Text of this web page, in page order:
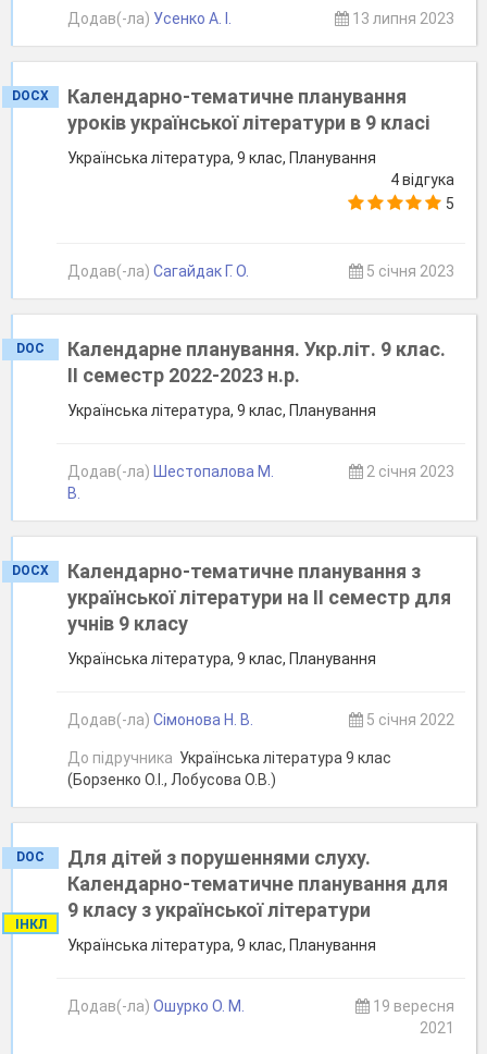
Додав(-ла) Усенко А. І. 13 липня 2023
DOCX
Календарно-тематичне планування
уроків української літератури в 9 класі
Українська література, 9 клас, Планування
4 відгука
5
Додав(-ла) Сагайдак Г. О. 5 січня 2023
DOC
Календарне планування. Укр.літ. 9 клас.
ІІ семестр 2022-2023 н.р.
Українська література, 9 клас, Планування
Додав(-ла)
Шестопалова М.
В.
2 січня 2023
DOCX
Календарно-тематичне планування з
української літератури на ІІ семестр для
учнів 9 класу
Українська література, 9 клас, Планування
Додав(-ла) Сімонова Н. В. 5 січня 2022
До підручника Українська література 9 клас
(Борзенко О.І., Лобусова О.В.)
DOC
ІНКЛ
Для дітей з порушеннями слуху.
Календарно-тематичне планування для
9 класу з української літератури
Українська література, 9 клас, Планування
Додав(-ла) Ошурко О. М.
19 вересня
2021